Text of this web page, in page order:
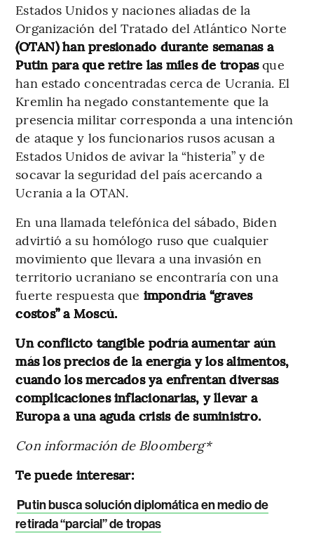
Estados Unidos y naciones aliadas de la
Organización del Tratado del Atlántico Norte
(OTAN) han presionado durante semanas a
Putin para que retire las miles de tropasque
han estado concentradas cerca de Ucrania. El
Kremlin ha negado constantemente que la
presencia militar corresponda a una intención
de ataque y los funcionarios rusos acusan a
Estados Unidos de avivar la “histeria” y de
socavar la seguridad del país acercando a
Ucrania a la OTAN.
En una llamada telefónica del sábado, Biden
advirtió a su homólogo ruso que cualquier
movimiento que llevara a una invasión en
territorio ucraniano se encontraría con una
fuerte respuesta que impondría “graves
costos” a Moscú.
Un conflicto tangible podría aumentar aún
más los precios de la energía y los alimentos,
cuando los mercados ya enfrentan diversas
complicaciones inflacionarias, y llevar a
Europa a una aguda crisis de suministro.
Con información de Bloomberg*
Te puede interesar:
Putin busca solución diplomática en medio de
retirada “parcial” de tropas